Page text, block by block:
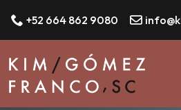
+52 664 862 9080